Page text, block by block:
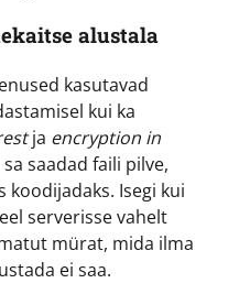
alustala
kasutavad
kui ka
ja encryption in
saadad faili pilve,
koodijadaks. Isegi kui
serverisse vahelt
mürat, mida ilma
ei saa.